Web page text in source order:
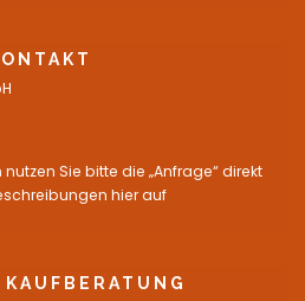
Sie bitte die „Anfrage“ direkt
hier auf